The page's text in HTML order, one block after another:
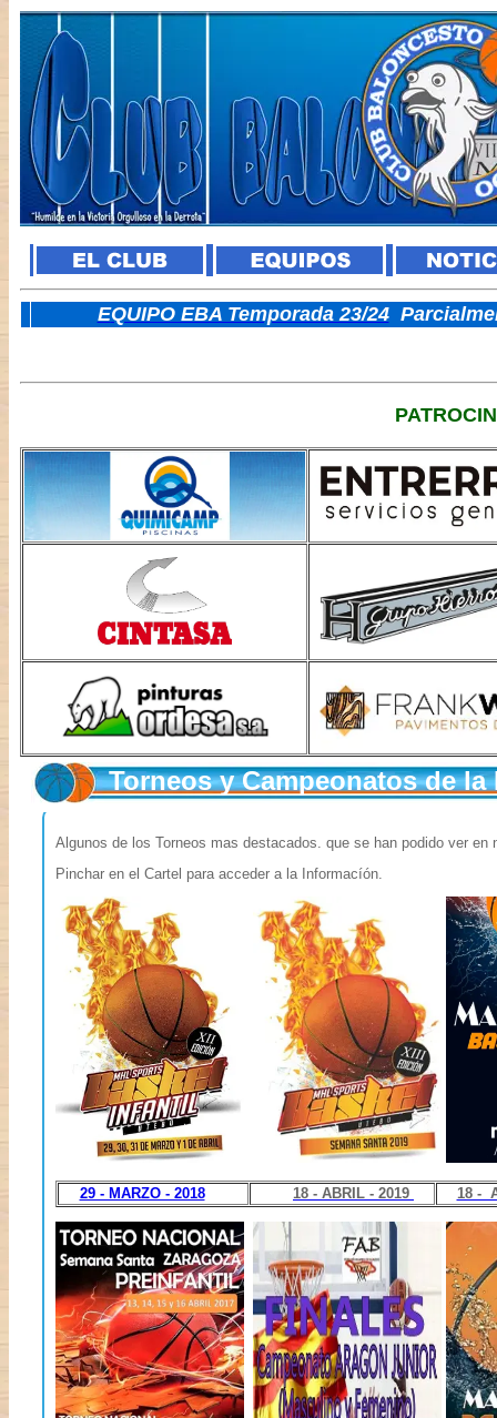
EQUIPO EBA Temporada 23/24
Torneos y Campeonatos de la
Algunos de los Torneos mas destacados. que se han podido ver
Pinchar en el Cartel para acceder a la Informacíón.
29 - MARZO - 2018 18 - ABRIL - 2019 18 -